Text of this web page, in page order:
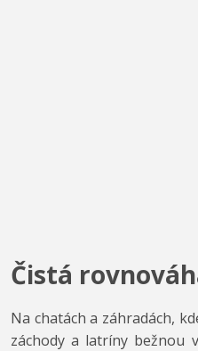
Čistá
Na chatách a záhradách,
záchody a latríny bežnou